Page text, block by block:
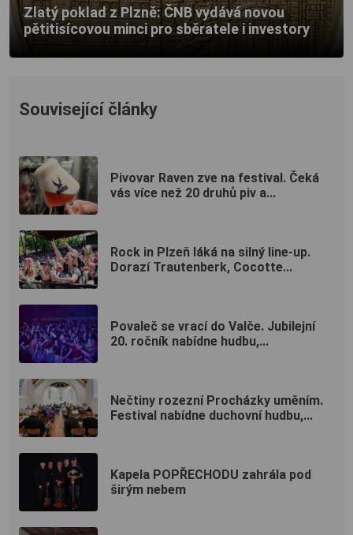
Zlatý poklad z Plzně: ČNB vydává novou
pětitisícovou minci pro sběratele i investory
Související články
Pivovar Raven zve na festival. Čeká
vás více než 20 druhů piv a...
Rock in Plzeň láká na silný line-up.
Dorazí Trautenberk, Cocotte...
Povaleč se vrací do Valče. Jubilejní
20. ročník nabídne hudbu,...
Nečtiny rozezní Procházky uměním.
Festival nabídne duchovní hudbu,...
Kapela POPŘECHODU zahrála pod
širým nebem